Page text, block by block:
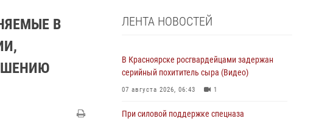
В
ЛЕНТА НОВОСТЕЙ
В Красноярске росгвардейцами задержан
серийный похититель сыра (Видео)
07 августа 2026, 06:43 1
При силовой поддержке спецназа